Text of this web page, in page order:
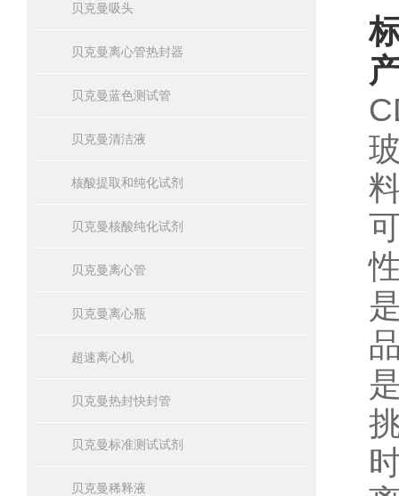
贝克曼吸头
贝克曼离心管热封器
贝克曼蓝色测试管
贝克曼清洁液
核酸提取和纯化试剂
贝克曼核酸纯化试剂
贝克曼离心管
贝克曼离心瓶
超速离心机
贝克曼热封快封管
贝克曼标准测试试剂
贝克曼稀释液